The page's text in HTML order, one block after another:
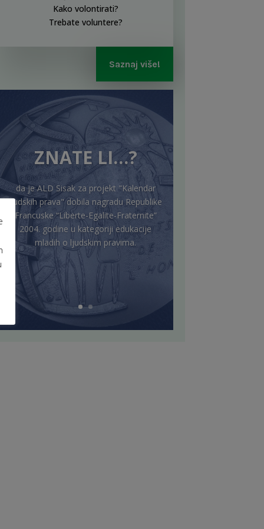
Kako volontirati?
Trebate voluntere?
Saznaj više!
ZNATE LI…?
da je ALD Sisak za projekt "Kalendar
ljudskih prava" dobila nagradu Republike
Francuske “Liberte-Egalite-Fraternite”
2004. godine u kategoriji edukacije
mladih o ljudskim pravima.